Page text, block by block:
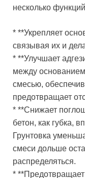
несколько
* **Укрепляет
связывая их и
* **Улучшает
между
смесью,
предотвращает
* **Снижает
бетон, как губка,
Грунтовка
смеси дольше
распределяться.
*